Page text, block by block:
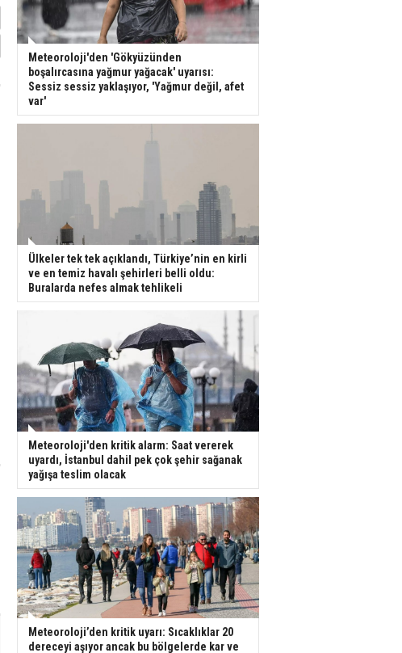
Meteoroloji'den 'Gökyüzünden
boşalırcasına yağmur yağacak' uyarısı:
Sessiz sessiz yaklaşıyor, 'Yağmur değil, afet
var'
Ülkeler tek tek açıklandı, Türkiye’nin en kirli
ve en temiz havalı şehirleri belli oldu:
Buralarda nefes almak tehlikeli
Meteoroloji'den kritik alarm: Saat vererek
uyardı, İstanbul dahil pek çok şehir sağanak
yağışa teslim olacak
Meteoroloji’den kritik uyarı: Sıcaklıklar 20
dereceyi aşıyor ancak bu bölgelerde kar ve